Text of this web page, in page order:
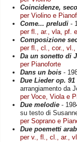
Coincidenze,
per Violino e
Come... preludi -
per fl., ar., vla, pf.
Composizione
per fl., cl., cor.,
Da un sonetto di
per Pianoforte
Dans un bois -
Due Lieder op. 91
arrangiamento da
per Voce, Viola e
Due melodie -
su testo di
per Soprano e
Due poemetti
per v., fl., cl., ar.,